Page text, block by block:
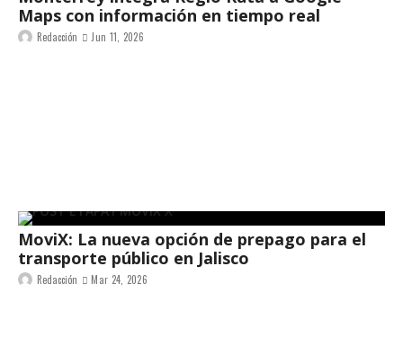
Maps con información en tiempo real
Redacción Jun 11, 2026
MoviX: La nueva opción de prepago para el
transporte público en Jalisco
Redacción Mar 24, 2026